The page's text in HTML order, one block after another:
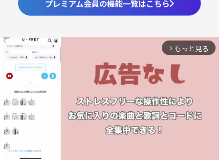
プレミアム会員の機能一覧はこちら
arrow_forward_ios もっと見る